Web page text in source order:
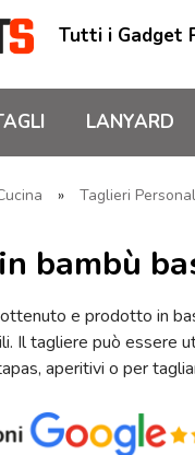
Tutti i Gadget
LANYARD
» Taglieri
bambù
e prodotto in
Il tagliere può essere
aperitivi o per